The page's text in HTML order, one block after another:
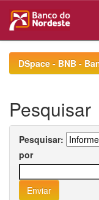
navigationDSpace - BNB -
Pesquisar
Pesquisar:
por